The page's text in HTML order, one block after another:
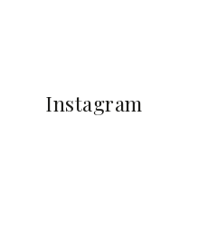
Instagram